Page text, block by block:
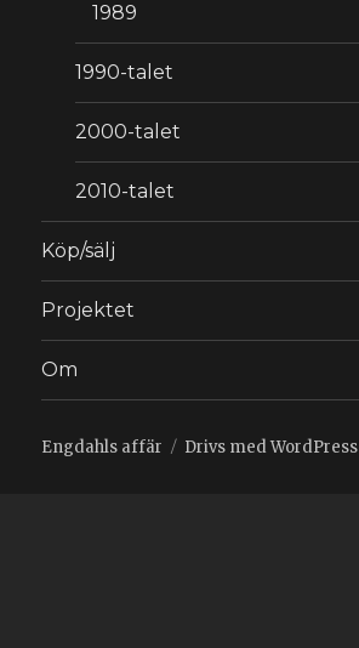
1989
1990-talet
2000-talet
2010-talet
Köp/sälj
Projektet
Om
Engdahls affär Drivs med WordPress